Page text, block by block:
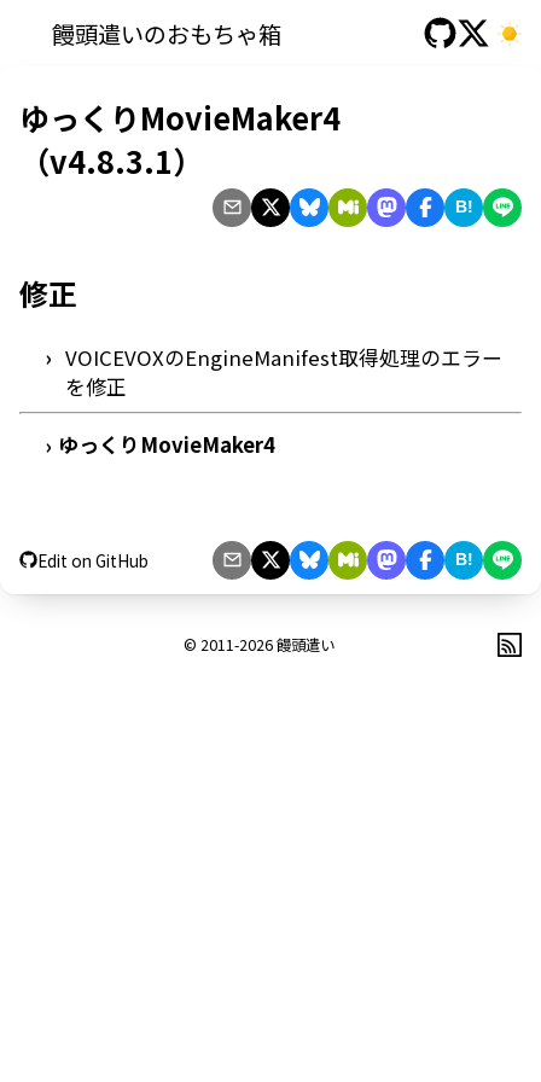
饅頭遣いのおもちゃ箱
ゆっくりMovieMaker4
（v4.8.3.1）
B!
修正
VOICEVOXのEngineManifest取得処理のエラー
を修正
› ゆっくりMovieMaker4
Edit on GitHub B!
© 2011-2026饅頭遣い